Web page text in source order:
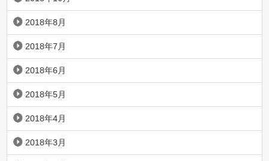
2018年8月
2018年7月
2018年6月
2018年5月
2018年4月
2018年3月